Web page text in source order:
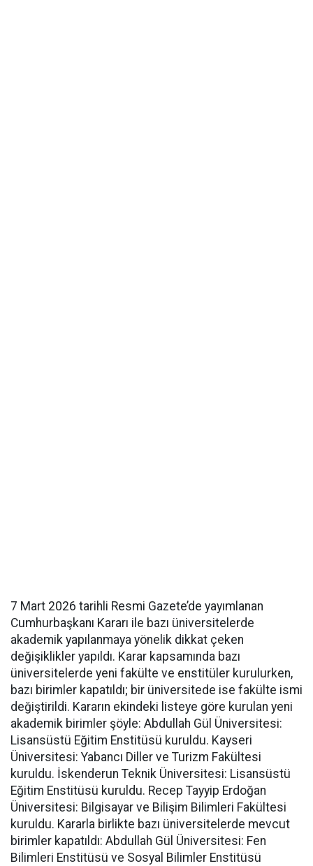
7 Mart 2026 tarihli Resmi Gazete’de yayımlanan
Cumhurbaşkanı Kararı ile bazı üniversitelerde
akademik yapılanmaya yönelik dikkat çeken
değişiklikler yapıldı. Karar kapsamında bazı
üniversitelerde yeni fakülte ve enstitüler kurulurken,
bazı birimler kapatıldı; bir üniversitede ise fakülte ismi
değiştirildi. Kararın ekindeki listeye göre kurulan yeni
akademik birimler şöyle: Abdullah Gül Üniversitesi:
Lisansüstü Eğitim Enstitüsü kuruldu. Kayseri
Üniversitesi: Yabancı Diller ve Turizm Fakültesi
kuruldu. İskenderun Teknik Üniversitesi: Lisansüstü
Eğitim Enstitüsü kuruldu. Recep Tayyip Erdoğan
Üniversitesi: Bilgisayar ve Bilişim Bilimleri Fakültesi
kuruldu. Kararla birlikte bazı üniversitelerde mevcut
birimler kapatıldı: Abdullah Gül Üniversitesi: Fen
Bilimleri Enstitüsü ve Sosyal Bilimler Enstitüsü